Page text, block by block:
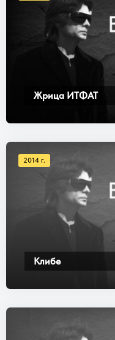
Жрица ИТФАТ
2014 г.
Клибе